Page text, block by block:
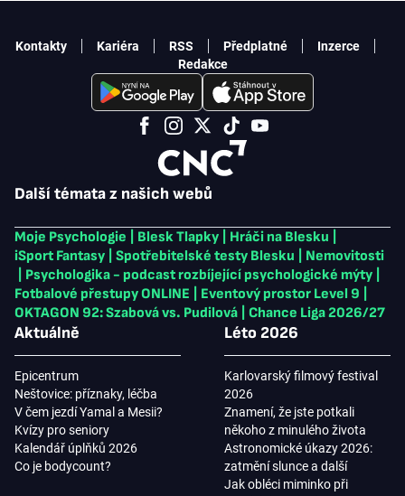
Další témata z našich webů
Moje Psychologie Blesk Tlapky Hráči na Blesku
iSport Fantasy
Spotřebitelské testy Blesku
Nemovitosti
Psychologika - podcast rozbíjející psychologické mýty
Fotbalové přestupy ONLINE
Eventový prostor Level 9
OKTAGON 92: Szabová vs. Pudilová
Chance Liga 2026/27
Aktuálně
Epicentrum
Neštovice: příznaky, léčba
V čem jezdí Yamal a Mesii?
Kvízy pro seniory
Kalendář úplňků 2026
Co je bodycount?
Léto 2026
Karlovarský filmový festival
2026
Znamení, že jste potkali
někoho z minulého života
Astronomické úkazy 2026:
zatmění slunce a další
Jak obléci miminko při
Kontakty Kariéra RSS Předplatné
Inzerce
Redakce